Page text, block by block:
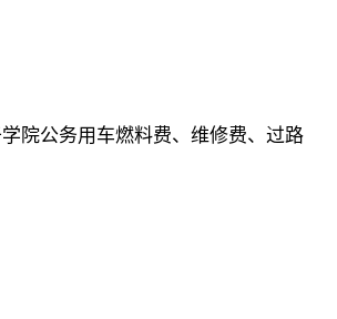
院公务用车燃料费、维修费、过路